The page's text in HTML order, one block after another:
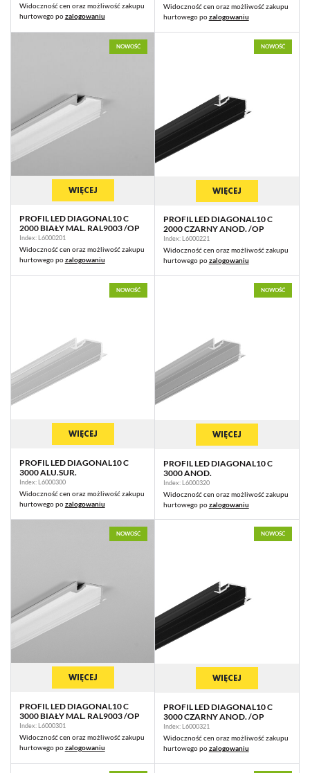
Widoczność cen oraz możliwość zakupu
hurtowego pozalogowaniu
Widoczność cen oraz możliwość zakupu
hurtowego pozalogowaniu
NOWOŚĆ
WIĘCEJ
PROFIL LED DIAGONAL10 C
2000 BIAŁY MAL. RAL9003 /OP
Index: L6000201
Widoczność cen oraz możliwość zakupu
hurtowego pozalogowaniu
NOWOŚĆ
WIĘCEJ
PROFIL LED DIAGONAL10 C
2000 CZARNY ANOD. /OP
Index: L6000221
Widoczność cen oraz możliwość zakupu
hurtowego pozalogowaniu
NOWOŚĆ
WIĘCEJ
PROFIL LED DIAGONAL10 C
3000 ALU.SUR.
Index: L6000300
Widoczność cen oraz możliwość zakupu
hurtowego pozalogowaniu
NOWOŚĆ
WIĘCEJ
PROFIL LED DIAGONAL10 C
3000 ANOD.
Index: L6000320
Widoczność cen oraz możliwość zakupu
hurtowego pozalogowaniu
NOWOŚĆ
WIĘCEJ
PROFIL LED DIAGONAL10 C
3000 BIAŁY MAL. RAL9003 /OP
Index: L6000301
Widoczność cen oraz możliwość zakupu
hurtowego pozalogowaniu
NOWOŚĆ
WIĘCEJ
PROFIL LED DIAGONAL10 C
3000 CZARNY ANOD. /OP
Index: L6000321
Widoczność cen oraz możliwość zakupu
hurtowego pozalogowaniu